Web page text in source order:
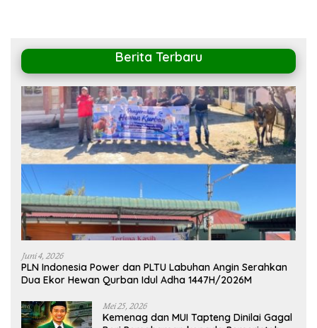
Berita Terbaru
Juni 4, 2026
PLN Indonesia Power dan PLTU Labuhan Angin Serahkan
Dua Ekor Hewan Qurban Idul Adha 1447H/2026M
Mei 25, 2026
Kemenag dan MUI Tapteng Dinilai Gagal